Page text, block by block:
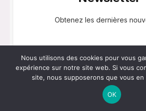
Obtenez les dernières
Nous utilisons des cookies pour vous
expérience sur notre site web. Si vous
site, nous supposerons que vous
OK